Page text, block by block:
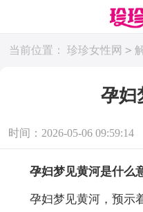
当前位置： 珍珍女性网 >
孕妇
时间：2026-05-06 09:59:14
孕妇梦见黄河是什么
孕妇梦见黄河，预示着